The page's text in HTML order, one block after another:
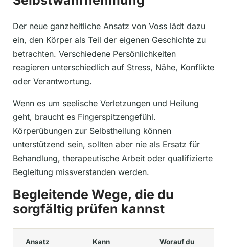
Der neue ganzheitliche Ansatz von Voss lädt dazu
ein, den Körper als Teil der eigenen Geschichte zu
betrachten. Verschiedene Persönlichkeiten
reagieren unterschiedlich auf Stress, Nähe, Konflikte
oder Verantwortung.
Wenn es um seelische Verletzungen und Heilung
geht, braucht es Fingerspitzengefühl.
Körperübungen zur Selbstheilung können
unterstützend sein, sollten aber nie als Ersatz für
Behandlung, therapeutische Arbeit oder qualifizierte
Begleitung missverstanden werden.
Begleitende Wege, die du
sorgfältig prüfen kannst
Ansatz
Kann
Worauf du